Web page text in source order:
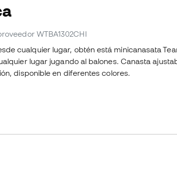
WTBA1302CHI
cualquier lugar, obtén está minicanasata
lugar jugando al balones. Canasta
disponible en diferentes colores.